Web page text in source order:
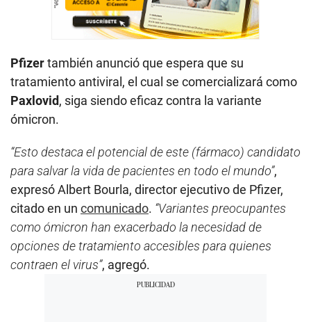
Pfizertambién anunció que espera que su
tratamiento antiviral, el cual se comercializará como
Paxlovid, siga siendo eficaz contra la variante
ómicron.
“Esto destaca el potencial de este (fármaco) candidato
para salvar la vida de pacientes en todo el mundo”,
expresó Albert Bourla, director ejecutivo de Pfizer,
citado en un comunicado. “Variantes preocupantes
como ómicron han exacerbado la necesidad de
opciones de tratamiento accesibles para quienes
contraen el virus”, agregó.